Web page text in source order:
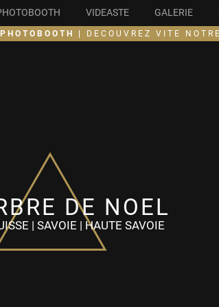
VIDEASTE GALERIE
| DECOUVREZ VITE
DE NOEL
| SAVOIE | HAUTE SAVOIE